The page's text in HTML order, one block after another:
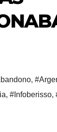
,
, #Infoberisso,